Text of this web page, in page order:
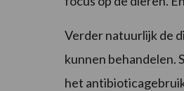
Verder natuurlijk de
kunnen behandelen.
het